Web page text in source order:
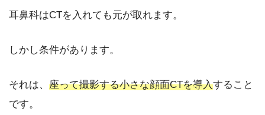
耳鼻科はCTを入れても元が取れます。
しかし条件があります。
それは、 座って撮影する小さな顔面CTを導入すること
です。